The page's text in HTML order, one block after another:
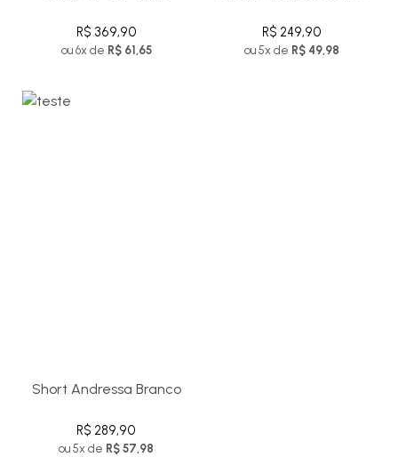
R$ 369,90
ou 6x de R$ 61,65
R$ 249,90
ou 5x de R$ 49,98
Short Andressa Branco
R$ 289,90
ou 5x de R$ 57,98